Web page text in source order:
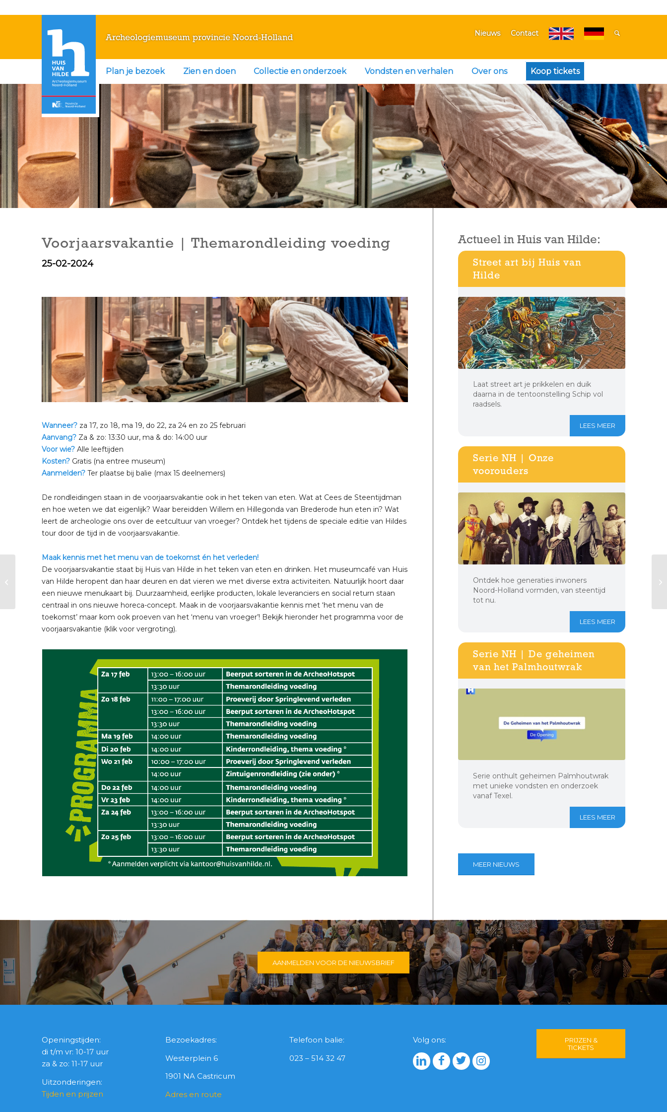
Archeologiemuseum provincie Noord-Holland Nieuws Contact
Plan je bezoek Zien en doen Collectie en onderzoek Vondsten en verhalen Over ons Koop tickets
Voorjaarsvakantie | Themarondleiding voeding
25-02-2024
Wanneer?za 17, zo 18, ma 19, do 22, za 24 en zo 25 februari
Aanvang? Za & zo: 13:30 uur, ma & do: 14:00 uur
Voor wie?Alle leeftijden
Kosten?Gratis (na entree museum)
Aanmelden? Ter plaatse bij balie (max 15 deelnemers)
De rondleidingen staan in de voorjaarsvakantie ook in het teken van eten. Wat at Cees de Steentijdman
en hoe weten we dat eigenlijk? Waar bereidden Willem en Hillegonda van Brederode hun eten in? Wat
leert de archeologie ons over de eetcultuur van vroeger? Ontdek het tijdens de speciale editie van Hildes
tour door de tijd in de voorjaarsvakantie.
Maak kennis met het menu van de toekomst én het verleden!
De voorjaarsvakantie staat bij Huis van Hilde in het teken van eten en drinken. Het museumcafé van Huis
van Hilde heropent dan haar deuren en dat vieren we met diverse extra activiteiten. Natuurlijk hoort daar
een nieuwe menukaart bij. Duurzaamheid, eerlijke producten, lokale leveranciers en social return staan
centraal in ons nieuwe horeca-concept. Maak in de voorjaarsvakantie kennis met ‘het menu van de
toekomst’ maar kom ook proeven van het ‘menu van vroeger’! Bekijk hieronder het programma voor de
voorjaarsvakantie (klik voor vergroting).
Actueel in Huis van Hilde:
Street art bij Huis van
Hilde
Laat street art je prikkelen en duik
daarna in de tentoonstelling Schip vol
raadsels.
LEES MEER
Serie NH | Onze
voorouders
Ontdek hoe generaties inwoners
Noord-Holland vormden, van steentijd
tot nu.
LEES MEER
Serie NH | De geheimen
van het Palmhoutwrak
Serie onthult geheimen Palmhoutwrak
met unieke vondsten en onderzoek
vanaf Texel.
LEES MEER
MEER NIEUWS
AANMELDEN VOOR DE NIEUWSBRIEF
Openingstijden:
di t/m vr: 10-17 uur
za & zo: 11-17 uur
Uitzonderingen:
Tijden en prijzen
Bezoekadres:
Westerplein 6
1901 NA Castricum
Adres en route
Telefoon balie:
023 – 514 32 47
Volg ons:
PRIJZEN &
TICKETS
Voorjaarsvakantie |
Themarondleiding
voeding